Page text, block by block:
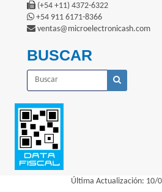
(+54 +11) 4372-6322
+54 911 6171-8366
ventas@microelectronicash.com
BUSCAR
Última Actualización: 10/